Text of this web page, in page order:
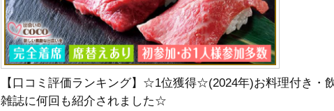
【口コミ評価ランキング】☆1位獲得☆(2024年)お料理付き・
雑誌に何回も紹介されました☆